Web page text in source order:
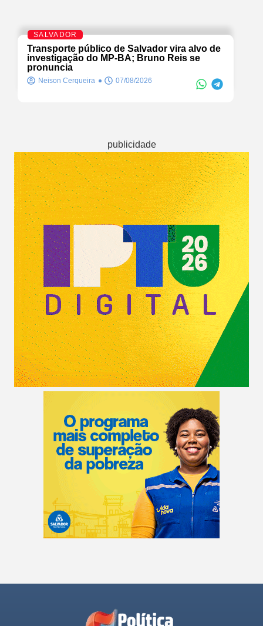
SALVADOR
Transporte público de Salvador vira alvo de
investigação do MP-BA; Bruno Reis se
pronuncia
Neison Cerqueira 07/08/2026
publicidade